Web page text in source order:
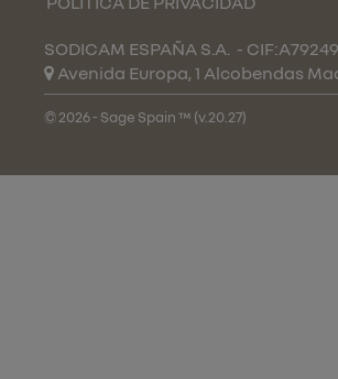
SODICAM ESPAÑA S.A. -
Avenida Europa, 1 Alcobendas
© 2026 - Sage Spain ™ (v.20.27)